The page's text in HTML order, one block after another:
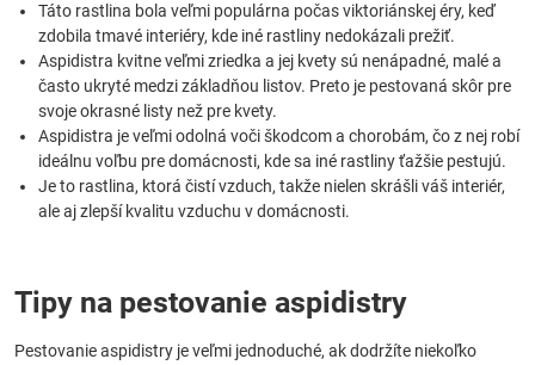
Táto rastlina bola veľmi populárna počas viktoriánskej éry, keď
zdobila tmavé interiéry, kde iné rastliny nedokázali prežiť.
Aspidistra kvitne veľmi zriedka a jej kvety sú nenápadné, malé a
často ukryté medzi základňou listov. Preto je pestovaná skôr pre
svoje okrasné listy než pre kvety.
Aspidistra je veľmi odolná voči škodcom a chorobám, čo z nej robí
ideálnu voľbu pre domácnosti, kde sa iné rastliny ťažšie pestujú.
Je to rastlina, ktorá čistí vzduch, takže nielen skrášli váš interiér,
ale aj zlepší kvalitu vzduchu v domácnosti.
Tipy na pestovanie aspidistry
Pestovanie aspidistry je veľmi jednoduché, ak dodržíte niekoľko